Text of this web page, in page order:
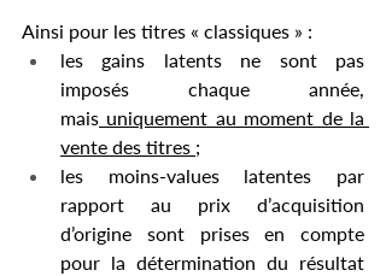
Ainsi pour les titres « classiques » :
les gains latents ne sont pas
imposés chaque année,
mais uniquement au moment de la
vente des titres ;
les moins-values latentes par
rapport au prix d’acquisition
d’origine sont prises en compte
pour la détermination du résultat